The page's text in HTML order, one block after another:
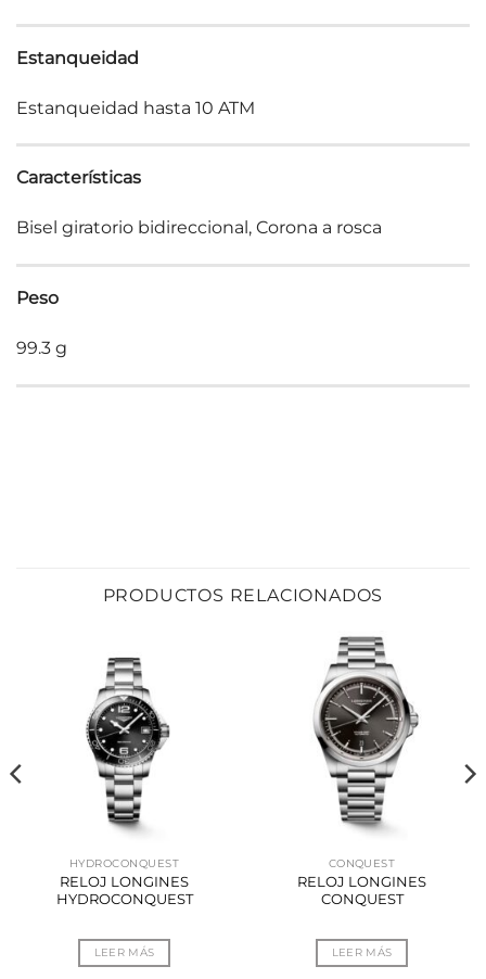
Estanqueidad
Estanqueidad hasta 10 ATM
Características
Bisel giratorio bidireccional, Corona a rosca
Peso
99.3 g
PRODUCTOS RELACIONADOS
HYDROCONQUEST
RELOJ LONGINES
HYDROCONQUEST
LEER MÁS
CONQUEST
RELOJ LONGINES
CONQUEST
LEER MÁS